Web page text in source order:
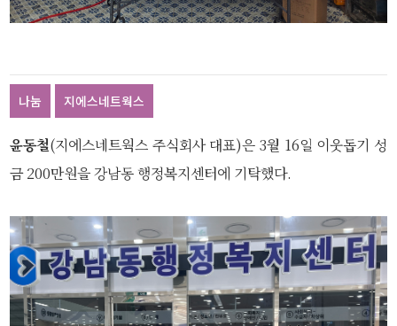
나눔 지에스네트웍스
윤동철(지에스네트웍스 주식회사 대표)은 3월 16일 이웃돕기 성
금 200만원을 강남동 행정복지센터에 기탁했다.